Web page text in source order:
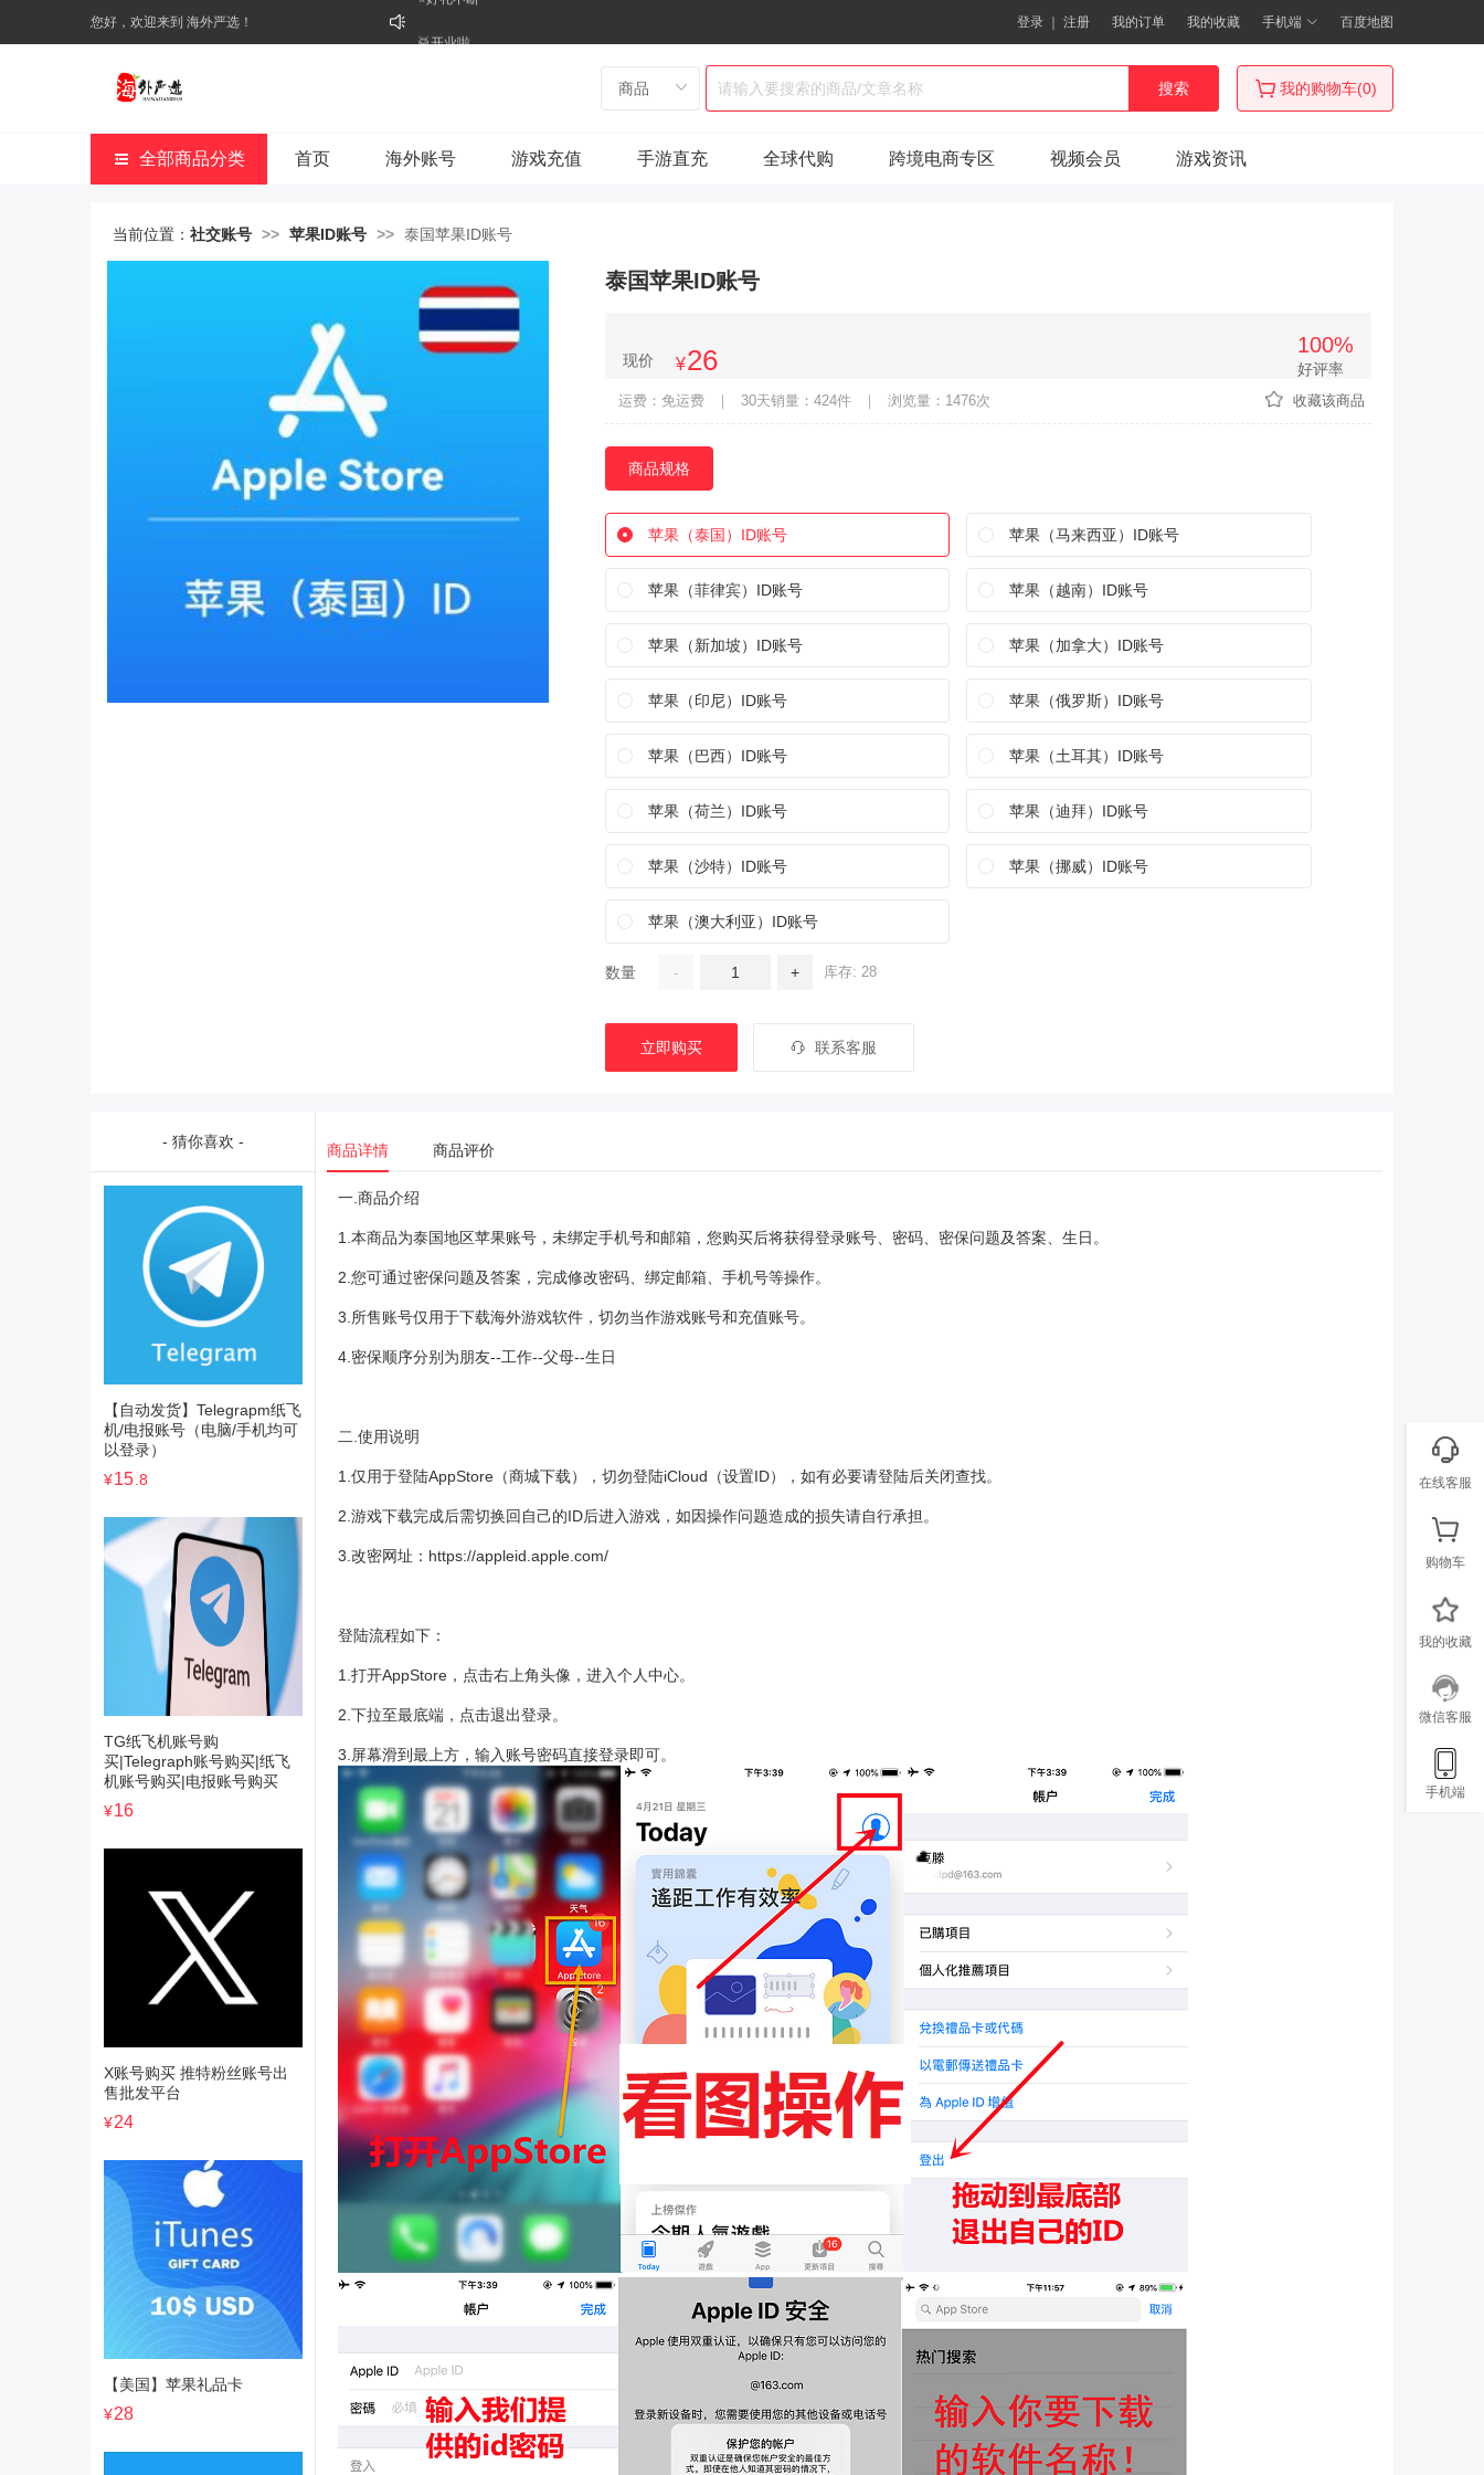
您好，欢迎来到 海外严选！ 登录 ｜ 注册 我的订单 我的收藏 手机端 百度地图
搜索 我的购物车(0)
全部商品分类 首页 海外账号 游戏充值 手游直充 全球代购 跨境电商专区 视频会员 游戏资讯
当前位置： 社交账号 >> 苹果ID账号 >> 泰国苹果ID账号
泰国苹果ID账号
现价 ¥26 100%
好评率
运费：免运费 30天销量：424件 浏览量：1476次 收藏该商品
商品规格
苹果（泰国）ID账号 苹果（马来西亚）ID账号
苹果（菲律宾）ID账号 苹果（越南）ID账号
苹果（新加坡）ID账号 苹果（加拿大）ID账号
苹果（印尼）ID账号 苹果（俄罗斯）ID账号
苹果（巴西）ID账号 苹果（土耳其）ID账号
苹果（荷兰）ID账号 苹果（迪拜）ID账号
苹果（沙特）ID账号 苹果（挪威）ID账号
苹果（澳大利亚）ID账号
数量 - + 库存: 28
立即购买 联系客服
- 猜你喜欢 -
【自动发货】Telegrapm纸飞
机/电报账号（电脑/手机均可
以登录）
¥15 .8
TG纸飞机账号购
买|Telegraph账号购买|纸飞
机账号购买|电报账号购买
¥16
X账号购买 推特粉丝账号出
售批发平台
¥24
【美国】苹果礼品卡
¥28
商品详情 商品评价
一.商品介绍
1.本商品为泰国地区苹果账号，未绑定手机号和邮箱，您购买后将获得登录账号、密码、密保问题及答案、生日。
2.您可通过密保问题及答案，完成修改密码、绑定邮箱、手机号等操作。
3.所售账号仅用于下载海外游戏软件，切勿当作游戏账号和充值账号。
4.密保顺序分别为朋友--工作--父母--生日
二.使用说明
1.仅用于登陆AppStore（商城下载），切勿登陆iCloud（设置ID），如有必要请登陆后关闭查找。
2.游戏下载完成后需切换回自己的ID后进入游戏，如因操作问题造成的损失请自行承担。
3.改密网址： https://appleid.apple.com/
登陆流程如下：
1.打开AppStore，点击右上角头像，进入个人中心。
2.下拉至最底端，点击退出登录。
3.屏幕滑到最上方，输入账号密码直接登录即可。
在线客服
购物车
我的收藏
微信客服
手机端